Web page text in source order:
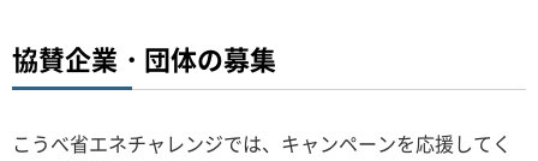
協賛企業・団体の募集
こうべ省エネチャレンジでは、キャンペーンを応援してく